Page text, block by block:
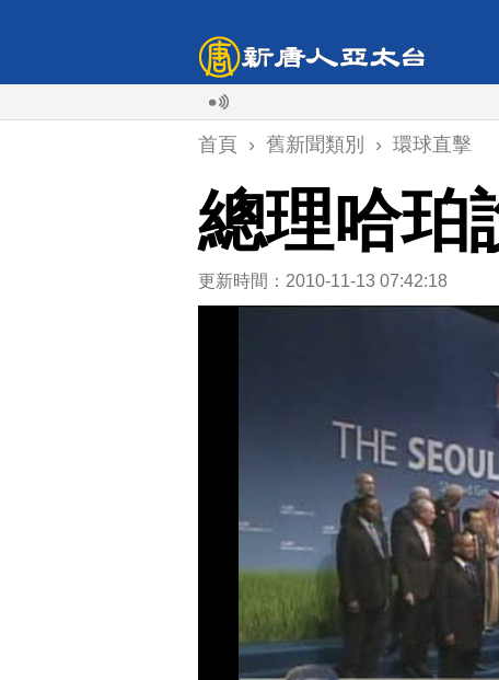
首頁 › 舊新聞類別 › 環球直擊
總理哈珀
更新時間：2010-11-13 07:42:18